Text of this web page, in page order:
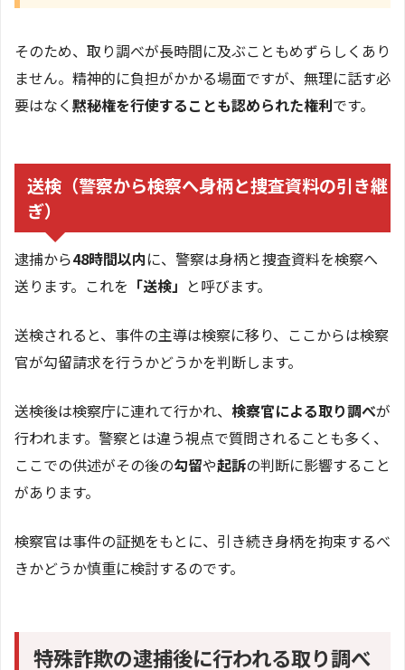
そのため、取り調べが長時間に及ぶこともめずらしくあり
ません。精神的に負担がかかる場面ですが、無理に話す必
要はなく黙秘権を行使することも認められた権利です。
送検（警察から検察へ身柄と捜査資料の引き継
ぎ）
逮捕から48時間以内に、警察は身柄と捜査資料を検察へ
送ります。これを 「送検」 と呼びます。
送検されると、事件の主導は検察に移り、ここからは検察
官が勾留請求を行うかどうかを判断します。
送検後は検察庁に連れて行かれ、 検察官による取り調べが
行われます。警察とは違う視点で質問されることも多く、
ここでの供述がその後の勾留や起訴の判断に影響すること
があります。
検察官は事件の証拠をもとに、引き続き身柄を拘束するべ
きかどうか慎重に検討するのです。
特殊詐欺の逮捕後に行われる取り調べ